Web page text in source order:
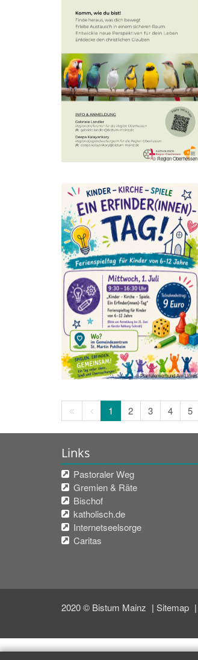
© Region Oberhessen
© Pfarreienverbund Am Limes
Erste
Seite
Vorherige
Seite
1 2 3 4 5
Links
Pastoraler Weg
Gremien & Räte
Bischof
katholisch.de
Internetseelsorge
Caritas
2020 © Bistum Mainz Sitemap